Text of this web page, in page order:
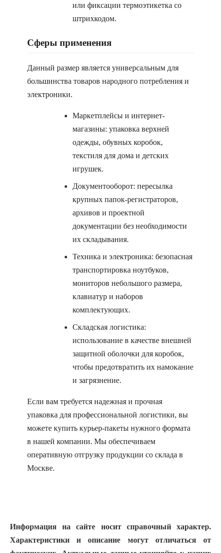
или фиксации термоэтикетка со
штрихкодом.
Сферы применения
Данный размер является универсальным для
большинства товаров народного потребления и
электроники.
Маркетплейсы и интернет-
магазины: упаковка верхней
одежды, обувных коробок,
текстиля для дома и детских
игрушек.
Документооборот: пересылка
крупных папок-регистраторов,
архивов и проектной
документации без необходимости
их складывания.
Техника и электроника: безопасная
транспортировка ноутбуков,
мониторов небольшого размера,
клавиатур и наборов
комплектующих.
Складская логистика:
использование в качестве внешней
защитной оболочки для коробок,
чтобы предотвратить их намокание
и загрязнение.
Если вам требуется надежная и прочная
упаковка для профессиональной логистики, вы
можете купить курьер-пакеты нужного формата
в нашей компании. Мы обеспечиваем
оперативную отгрузку продукции со склада в
Москве.
Информация на сайте носит справочный характер.
Характеристики и описание могут отличаться от